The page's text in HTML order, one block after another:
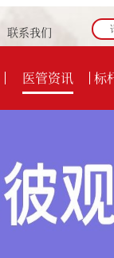
联系我们
医管资讯 标